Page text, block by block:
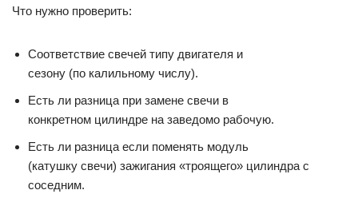
Что нужно проверить:
Соответствие свечей типу двигателя и
сезону (по калильному числу).
Есть ли разница при замене свечи в
конкретном цилиндре на заведомо рабочую.
Есть ли разница если поменять модуль
(катушку свечи) зажигания «троящего» цилиндра с
соседним.